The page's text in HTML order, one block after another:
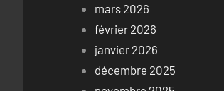
mars 2026
février 2026
janvier 2026
décembre 2025